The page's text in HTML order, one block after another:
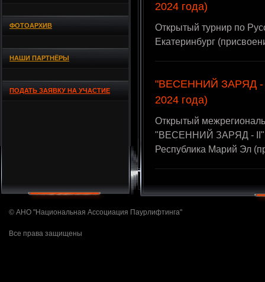
ФОТОАРХИВ
НАШИ ПАРТНЁРЫ
ПОДАТЬ ЗАЯВКУ НА УЧАСТИЕ
2024 года)
Открытый турнир по
Екатеринбург
"ВЕСЕННИЙ ЗАРЯД -
2024 года)
Открытый
"ВЕСЕННИЙ ЗАРЯД - II",
Республика Марий Эл
© АНО "Национальная Ассоциация Паурлифтинга"
Все права защищены